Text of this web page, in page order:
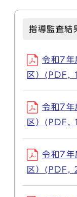
指導監査結
令和7年
区）(PDF,
令和7年
区）(PDF,
令和7年
区）(PDF,